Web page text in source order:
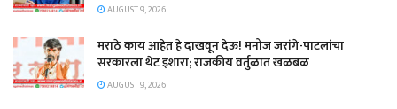
AUGUST 9, 2026
मराठे काय आहेत हे दाखवून देऊ! मनोज जरांगे-पाटलांचा
सरकारला थेट इशारा; राजकीय वर्तुळात खळबळ
AUGUST 9, 2026